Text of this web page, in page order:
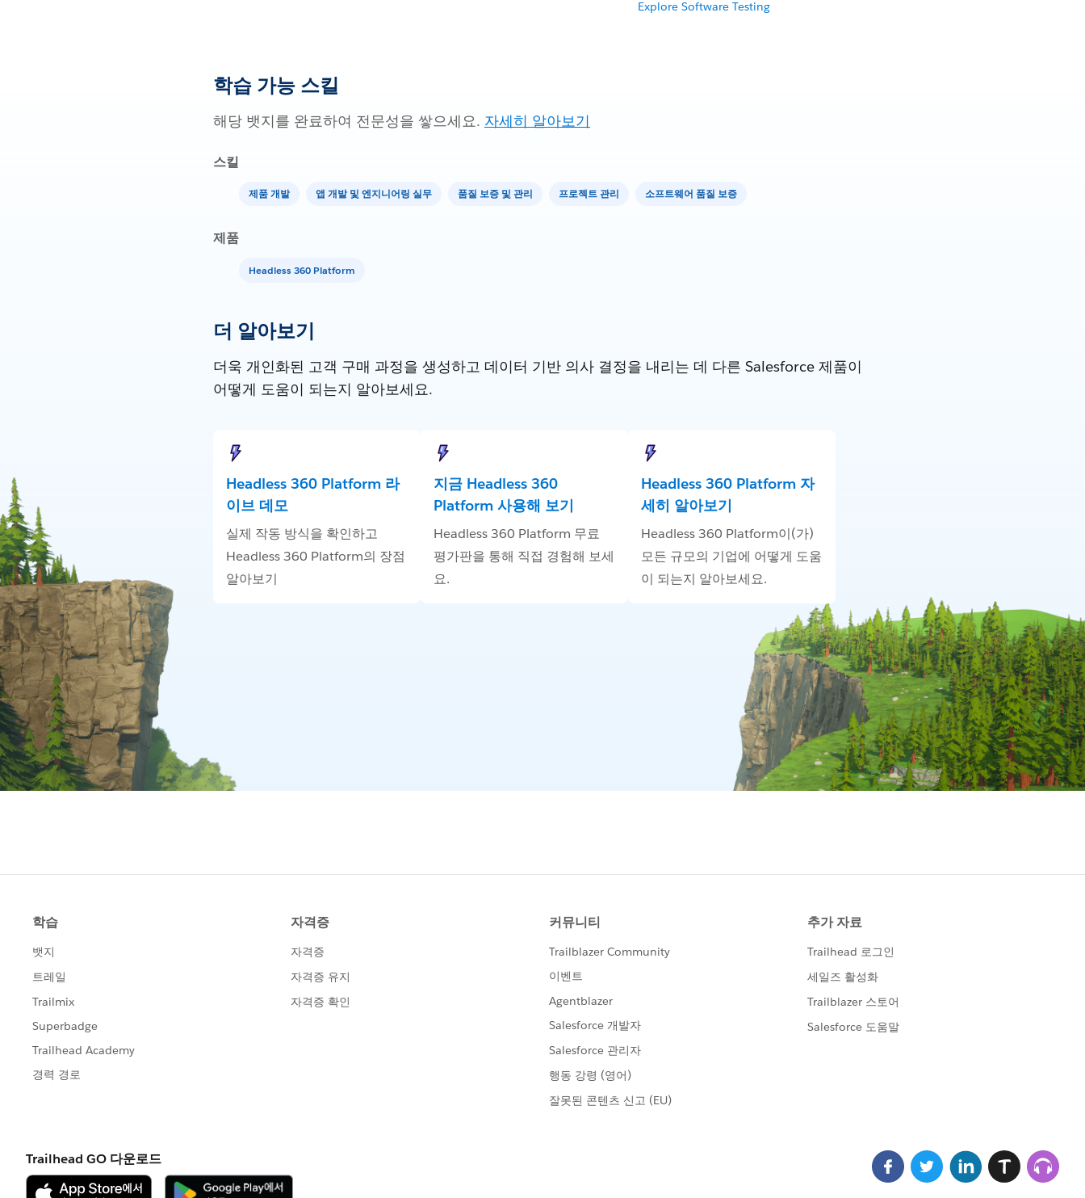
Explore Software Testing
학습 가능 스킬
해당 뱃지를 완료하여 전문성을 쌓으세요. 자세히 알아보기
스킬
제품 개발 앱 개발 및 엔지니어링 실무 품질 보증 및 관리 프로젝트 관리 소프트웨어 품질 보증
제품
Headless 360 Platform
더 알아보기
더욱 개인화된 고객 구매 과정을 생성하고 데이터 기반 의사 결정을 내리는 데 다른 Salesforce 제품이
어떻게 도움이 되는지 알아보세요.
Headless 360 Platform 라
이브 데모
실제 작동 방식을 확인하고
Headless 360 Platform의 장점
알아보기
지금 Headless 360
Platform 사용해 보기
Headless 360 Platform 무료
평가판을 통해 직접 경험해 보세
요.
Headless 360 Platform 자
세히 알아보기
Headless 360 Platform이(가)
모든 규모의 기업에 어떻게 도움
이 되는지 알아보세요.